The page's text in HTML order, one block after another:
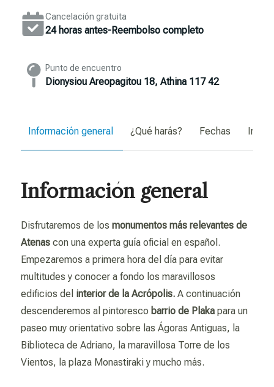
Cancelación gratuita
24 horas antes-Reembolso completo
Punto de encuentro
Dionysiou Areopagitou 18, Athina 117 42
Información general ¿Qué harás? Fechas
Información general
Disfrutaremos de los monumentos más relevantes de
Atenas con una experta guía oficial en español.
Empezaremos a primera hora del día para evitar
multitudes y conocer a fondo los maravillosos
edificios del interior de la Acrópolis. A continuación
descenderemos al pintoresco barrio de Plaka para un
paseo muy orientativo sobre las Ágoras Antiguas, la
Biblioteca de Adriano, la maravillosa Torre de los
Vientos, la plaza Monastiraki y mucho más.